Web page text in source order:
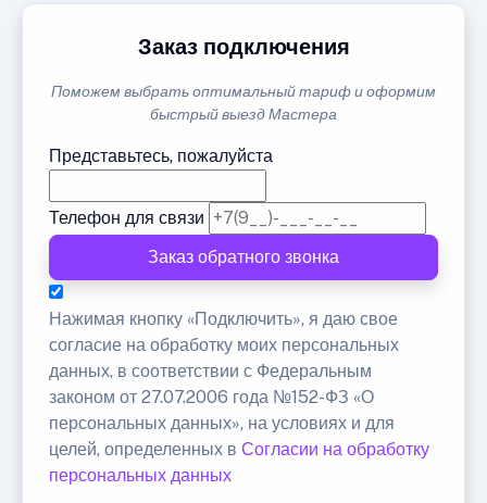
Заказ подключения
Поможем выбрать оптимальный тариф и оформим
быстрый выезд Мастера
Представьтесь, пожалуйста
Телефон для связи
Заказ обратного звонка
Нажимая кнопку «Подключить», я даю свое
согласие на обработку моих персональных
данных, в соответствии с Федеральным
законом от 27.07.2006 года №152-ФЗ «О
персональных данных», на условиях и для
целей, определенных в Согласии на обработку
персональных данных